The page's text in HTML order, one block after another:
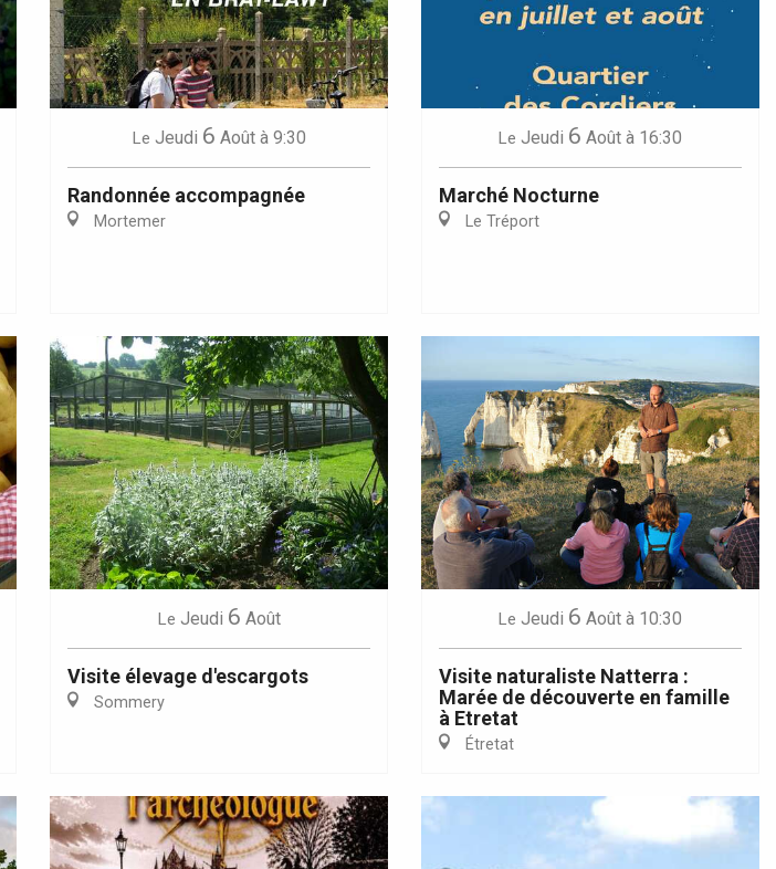
Le Jeudi 6 Août à 9:30
Randonnée accompagnée
Mortemer
Le Jeudi 6 Août à 16:30
Marché Nocturne
Le Tréport
Le Jeudi 6 Août
Visite élevage d'escargots
Sommery
Le Jeudi 6 Août à 10:30
Visite naturaliste Natterra :
Marée de découverte en famille
à Etretat
Étretat